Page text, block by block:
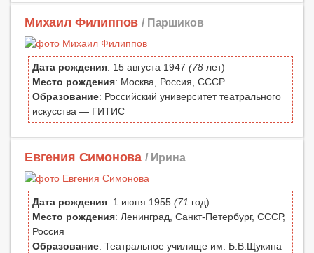
Михаил Филиппов / Паршиков
Дата рождения: 15 августа 1947 (78 лет)
Место рождения: Москва, Россия, СССР
Образование: Российский университет театрального
искусства — ГИТИС
Евгения Симонова / Ирина
Дата рождения: 1 июня 1955 (71 год)
Место рождения: Ленинград, Санкт-Петербург, СССР,
Россия
Образование: Театральное училище им. Б.В.Щукина